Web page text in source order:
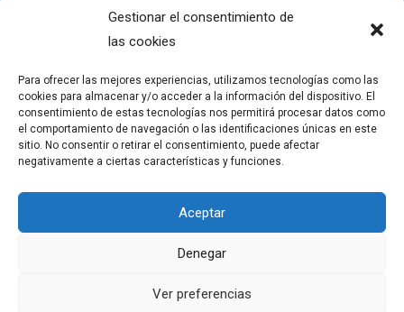
Gestionar el consentimiento de
las cookies
Para ofrecer las mejores experiencias, utilizamos tecnologías como las
cookies para almacenar y/o acceder a la información del dispositivo. El
consentimiento de estas tecnologías nos permitirá procesar datos como
el comportamiento de navegación o las identificaciones únicas en este
sitio. No consentir o retirar el consentimiento, puede afectar
negativamente a ciertas características y funciones.
Aceptar
Denegar
Ver preferencias
Bálsamo de CBD Ecológico y orgánico
Quien somos
Mapa del sitio
Balsamos de CBD a domicilio
Aviso Legal
Política de cookies